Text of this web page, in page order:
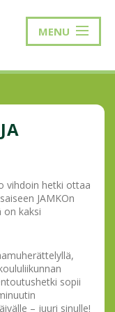
MENU
vihdoin hetki ottaa
JAMKOn
on kaksi
sopii
– juuri sinulle!